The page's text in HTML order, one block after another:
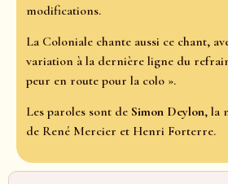
modifications.
La Coloniale chante aussi ce chant,
variation à la dernière ligne du
peur en route pour la colo ».
Les paroles sont de Simon Deylon, la
de René Mercier et Henri Forterre.